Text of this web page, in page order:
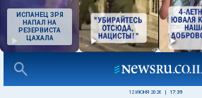
ИСПАНЕЦ ЗРЯ
НАПАЛ НА
РЕЗЕРВИСТА
ЦАХАЛА
12 ИЮНЯ 2026 17:39